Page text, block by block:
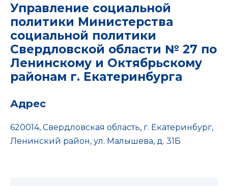
Управление социальной
политики Министерства
социальной политики
Свердловской области № 27 по
Ленинскому и Октябрьскому
районам г. Екатеринбурга
Адрес
620014, Свердловская область, г. Екатеринбург,
Ленинский район, ул. Малышева, д. 31Б